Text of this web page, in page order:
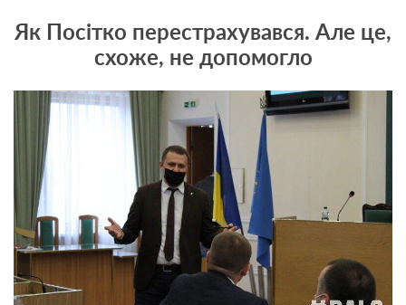
Як Посітко перестрахувався. Але це,
схоже, не допомогло